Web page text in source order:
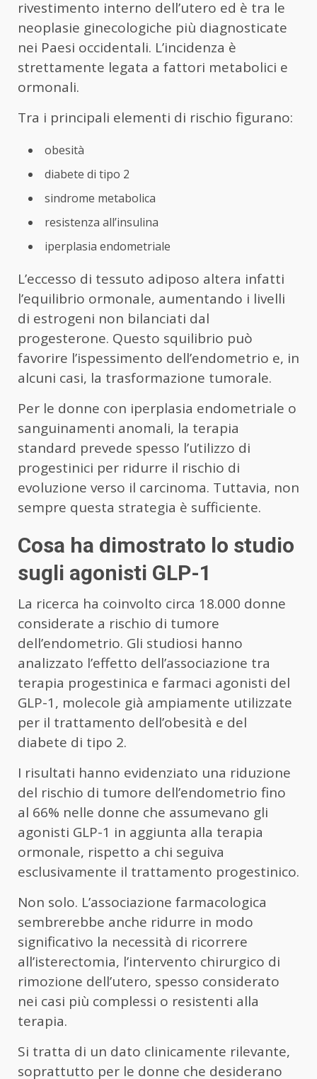
rivestimento interno dell’utero ed è tra le
neoplasie ginecologiche più diagnosticate
nei Paesi occidentali. L’incidenza è
strettamente legata a fattori metabolici e
ormonali.
Tra i principali elementi di rischio figurano:
obesità
diabete di tipo 2
sindrome metabolica
resistenza all’insulina
iperplasia endometriale
L’eccesso di tessuto adiposo altera infatti
l’equilibrio ormonale, aumentando i livelli
di estrogeni non bilanciati dal
progesterone. Questo squilibrio può
favorire l’ispessimento dell’endometrio e, in
alcuni casi, la trasformazione tumorale.
Per le donne con iperplasia endometriale o
sanguinamenti anomali, la terapia
standard prevede spesso l’utilizzo di
progestinici per ridurre il rischio di
evoluzione verso il carcinoma. Tuttavia, non
sempre questa strategia è sufficiente.
Cosa ha dimostrato lo studio
sugli agonisti GLP-1
La ricerca ha coinvolto circa 18.000 donne
considerate a rischio di tumore
dell’endometrio. Gli studiosi hanno
analizzato l’effetto dell’associazione tra
terapia progestinica e farmaci agonisti del
GLP-1, molecole già ampiamente utilizzate
per il trattamento dell’obesità e del
diabete di tipo 2.
I risultati hanno evidenziato una riduzione
del rischio di tumore dell’endometrio fino
al 66% nelle donne che assumevano gli
agonisti GLP-1 in aggiunta alla terapia
ormonale, rispetto a chi seguiva
esclusivamente il trattamento progestinico.
Non solo. L’associazione farmacologica
sembrerebbe anche ridurre in modo
significativo la necessità di ricorrere
all’isterectomia, l’intervento chirurgico di
rimozione dell’utero, spesso considerato
nei casi più complessi o resistenti alla
terapia.
Si tratta di un dato clinicamente rilevante,
soprattutto per le donne che desiderano